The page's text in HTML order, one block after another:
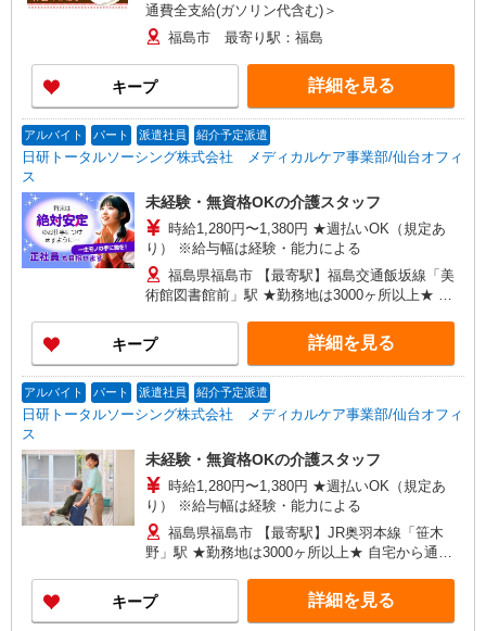
通費全支給(ガソリン代含む)＞
福島市 最寄り駅：福島
キープ 詳細を見る
アルバイト パート 派遣社員 紹介予定派遣
日研トータルソーシング株式会社 メディカルケア事業部/仙台オフィ
ス
未経験・無資格OKの介護スタッフ
時給1,280円〜1,380円 ★週払いOK（規定あ
り） ※給与幅は経験・能力による
福島県福島市 【最寄駅】福島交通飯坂線「美
術館図書館前」駅 ★勤務地は3000ヶ所以上★ 自
お選び下さい！！
キープ 詳細を見る
アルバイト パート 派遣社員 紹介予定派遣
日研トータルソーシング株式会社 メディカルケア事業部/仙台オフィ
ス
未経験・無資格OKの介護スタッフ
時給1,280円〜1,380円 ★週払いOK（規定あ
り） ※給与幅は経験・能力による
福島県福島市 【最寄駅】JR奥羽本線「笹木
野」駅 ★勤務地は3000ヶ所以上★ 自宅から通い
い！！
キープ 詳細を見る